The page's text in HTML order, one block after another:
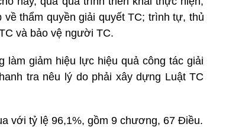
thẩm quyền giải quyết TC; trình tự, thủ
và bảo vệ người TC.
làm giảm hiệu lực hiệu quả công tác giải
tra nêu lý do phải xây dựng Luật TC
với tỷ lệ 96,1%, gồm 9 chương, 67 Điều.